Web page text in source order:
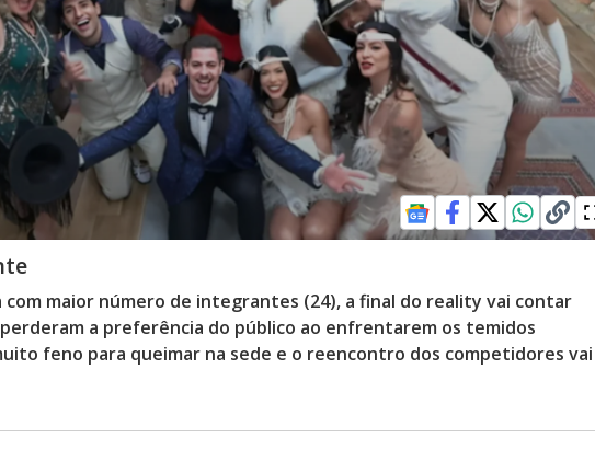
com maior número de integrantes (24), a final do reality vai contar
a preferência do público ao enfrentarem os temidos
feno para queimar na sede e o reencontro dos competidores vai